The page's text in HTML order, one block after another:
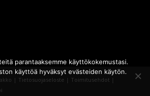
| Tietosuojaseloste | Toimitusehdot |
parantaaksemme käyttökokemustasi.
käyttöä hyväksyt evästeiden käytön.